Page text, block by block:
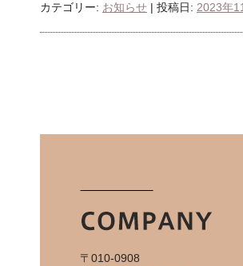
カテゴリー: お知らせ | 投稿日: 2023年
〒010-0908